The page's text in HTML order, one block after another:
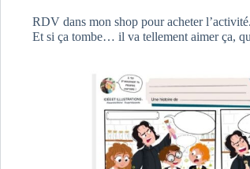
RDV dans mon shop pour acheter l’activité.
Et si ça tombe… il va tellement aimer ça,